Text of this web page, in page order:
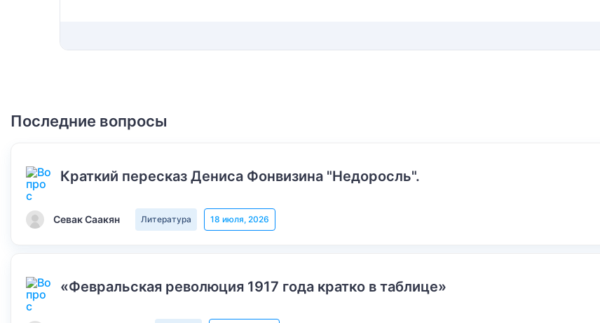
Последние вопросы
Краткий пересказ Дениса Фонвизина "Недоросль".
Севак Саакян Литература 18 июля, 2026
«Февральская революция 1917 года кратко в таблице»